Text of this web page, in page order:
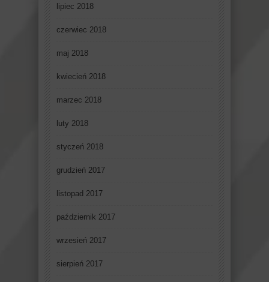
lipiec 2018
czerwiec 2018
maj 2018
kwiecień 2018
marzec 2018
luty 2018
styczeń 2018
grudzień 2017
listopad 2017
październik 2017
wrzesień 2017
sierpień 2017